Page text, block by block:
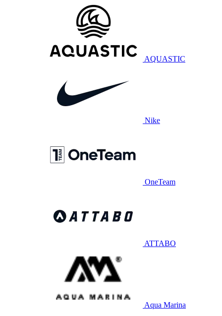
AQUASTIC
Nike
OneTeam
ATTABO
Aqua Marina